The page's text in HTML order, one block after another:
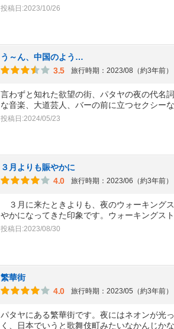
投稿日:2023/10/26
う～ん、中国のよう…
3.5
旅行時期：2023/08（約3年前）
言わずと知れた欲望の街、パタヤの夜の代名
な音楽、大道芸人、バーの前に立つセクシー
投稿日:2024/05/23
３月よりも賑やかに
4.0
旅行時期：2023/06（約3年前）
３月に来たときよりも、夜のウォーキング
やかになってきた印象です。ウォーキングス
投稿日:2023/08/30
繁華街
4.0
旅行時期：2023/05（約3年前）
パタヤにある繁華街です。夜にはネオンが光
く、日本でいうと歌舞伎町みたいなかんじか